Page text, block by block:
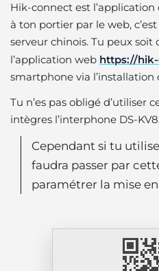
Hik-connect est
à ton portier par le web,
serveur chinois. Tu peux soit
l’application web https://
smartphone via l’installation
Tu n’es pas obligé d’utiliser
intègres l’interphone DS-
Cependant si tu
faudra passer par
paramétrer la mise